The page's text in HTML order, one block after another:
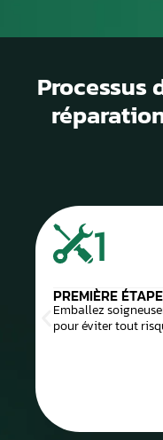
Processus
1
PREMIÈRE ÉTAPE
Emballez
pour éviter tout